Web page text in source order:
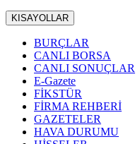
KISAYOLLAR
BURÇLAR
CANLI BORSA
CANLI SONUÇLAR
E-Gazete
FİKSTÜR
FİRMA REHBERİ
GAZETELER
HAVA DURUMU